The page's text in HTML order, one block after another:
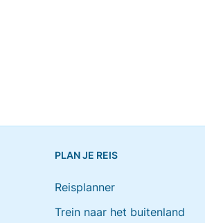
PLAN JE REIS
Reisplanner
Trein naar het buitenland